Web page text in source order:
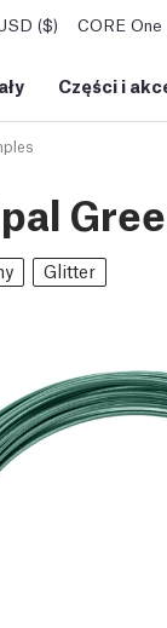
($) CORE One
Części i
Glitter